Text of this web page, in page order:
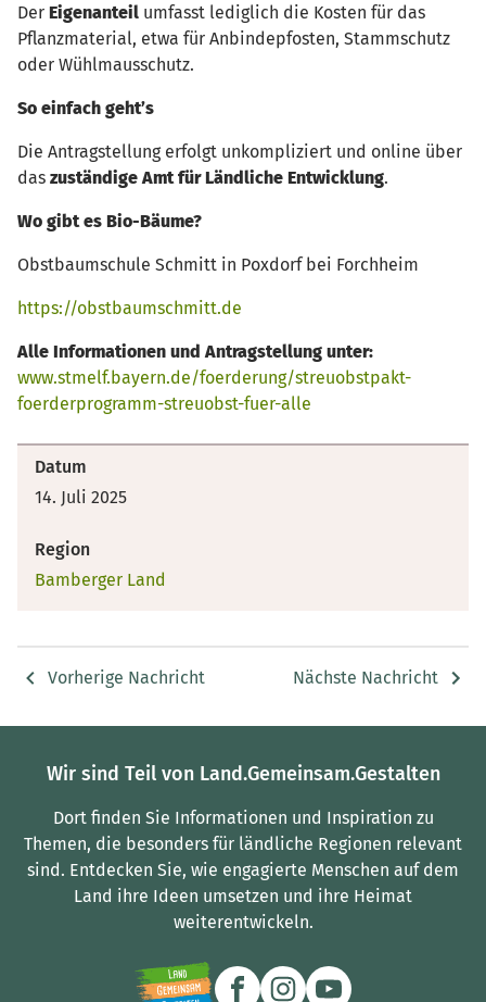
Der Eigenanteil umfasst lediglich die Kosten für das
Pflanzmaterial, etwa für Anbindepfosten, Stammschutz
oder Wühlmausschutz.
So einfach geht’s
Die Antragstellung erfolgt unkompliziert und online über
das zuständige Amt für Ländliche Entwicklung.
Wo gibt es Bio-Bäume?
Obstbaumschule Schmitt in Poxdorf bei Forchheim
https://obstbaumschmitt.de
Alle Informationen und Antragstellung unter:
www.stmelf.bayern.de/foerderung/streuobstpakt-
foerderprogramm-streuobst-fuer-alle
Datum
14. Juli 2025
Region
Bamberger Land
Vorherige Nachricht Nächste Nachricht
Wir sind Teil von Land.Gemeinsam.Gestalten
Dort finden Sie Informationen und Inspiration zu
Themen, die besonders für ländliche Regionen relevant
sind. Entdecken Sie, wie engagierte Menschen auf dem
Land ihre Ideen umsetzen und ihre Heimat
weiterentwickeln.